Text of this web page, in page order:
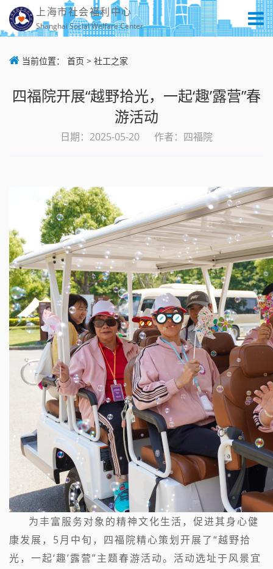
上海市社会福利中心
Shanghai Social Welfare Center
当前位置： 首页 > 社工之家
四福院开展“越野拾光，一起‘趣’露营”春
游活动
日期：2025-05-20 作者：四福院
为丰富服务对象的精神文化生活，促进其身心健
康发展，5月中旬，四福院精心策划开展了“越野拾
光，一起‘趣’露营”主题春游活动。活动选址于风景宜